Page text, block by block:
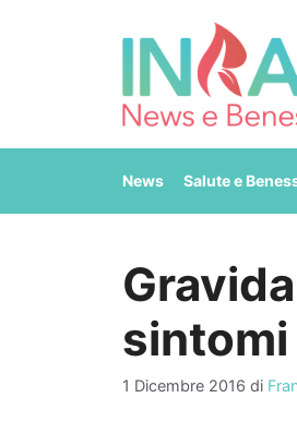
News Salute e
sintomi
1 Dicembre 2016 di